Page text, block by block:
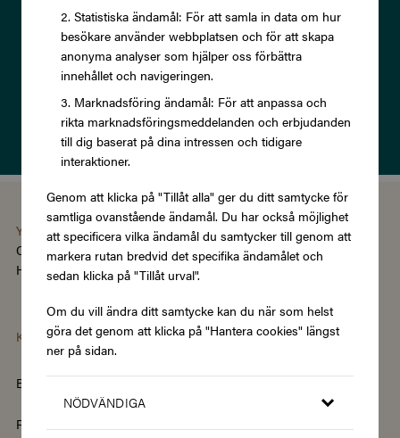
Statistiska ändamål: För att samla in data om hur
besökare använder webbplatsen och för att skapa
anonyma analyser som hjälper oss förbättra
innehållet och navigeringen.
Marknadsföring ändamål: För att anpassa och
rikta marknadsföringsmeddelanden och erbjudanden
till dig baserat på dina intressen och tidigare
interaktioner.
Genom att klicka på "Tillåt alla" ger du ditt samtycke för
samtliga ovanstående ändamål. Du har också möjlighet
att specificera vilka ändamål du samtycker till genom att
markera rutan bredvid det specifika ändamålet och
sedan klicka på "Tillåt urval".
Om du vill ändra ditt samtycke kan du när som helst
göra det genom att klicka på "Hantera cookies" längst
ner på sidan.
NÖDVÄNDIGA
Prenumerera
Läs om vårIntegritetspolicy
You're using the Swedish version of Zupergift
Change language/region
Hantera cookies
Köpvillkor |
Kategorier
Barn & Baby Böcker & Magasin
Fordon & Transport